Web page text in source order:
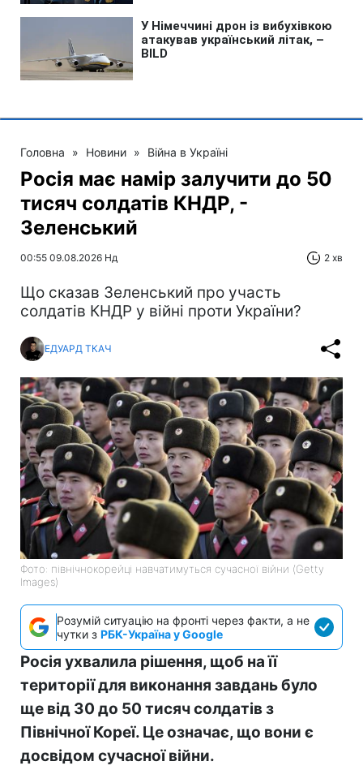
Головна » Новини » Війна в Україні
Росія має намір залучити до 50
тисяч солдатів КНДР, -
Зеленський
00:55 09.08.2026 Нд 2 хв
Що сказав Зеленський про участь
солдатів КНДР у війні проти України?
ЕДУАРД ТКАЧ
Фото: північнокорейці навчатимуться сучасної війни (Getty
Images)
Розумій ситуацію на фронті через факти, а не
чутки з РБК-Україна у Google
Росія ухвалила рішення, щоб на її
території для виконання завдань було
ще від 30 до 50 тисяч солдатів з
Північної Кореї. Це означає, що вони є
досвідом сучасної війни.